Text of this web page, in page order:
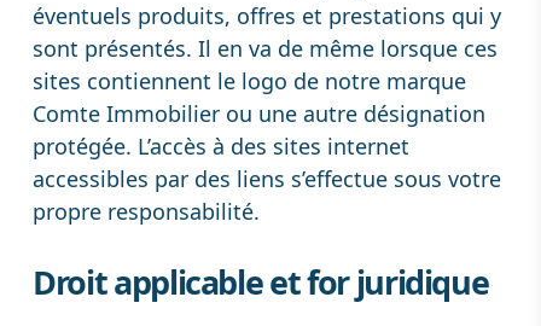
éventuels produits, offres et prestations qui y
sont présentés. Il en va de même lorsque ces
sites contiennent le logo de notre marque
Comte Immobilier ou une autre désignation
protégée. L’accès à des sites internet
accessibles par des liens s’effectue sous votre
propre responsabilité.
Droit applicable et for juridique